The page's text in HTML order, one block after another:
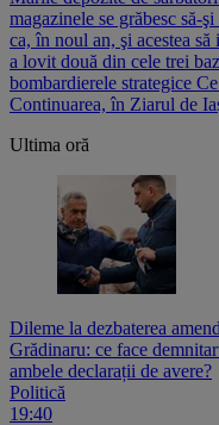
magazinele se grăbesc să-
ca, în noul an, şi acestea
a lovit două din cele trei
bombardierele strategice
Continuarea, în Ziarul de
Ultima oră
Dileme la dezbaterea
Grădinaru: ce face
ambele declarații de avere?
Politică
19:40